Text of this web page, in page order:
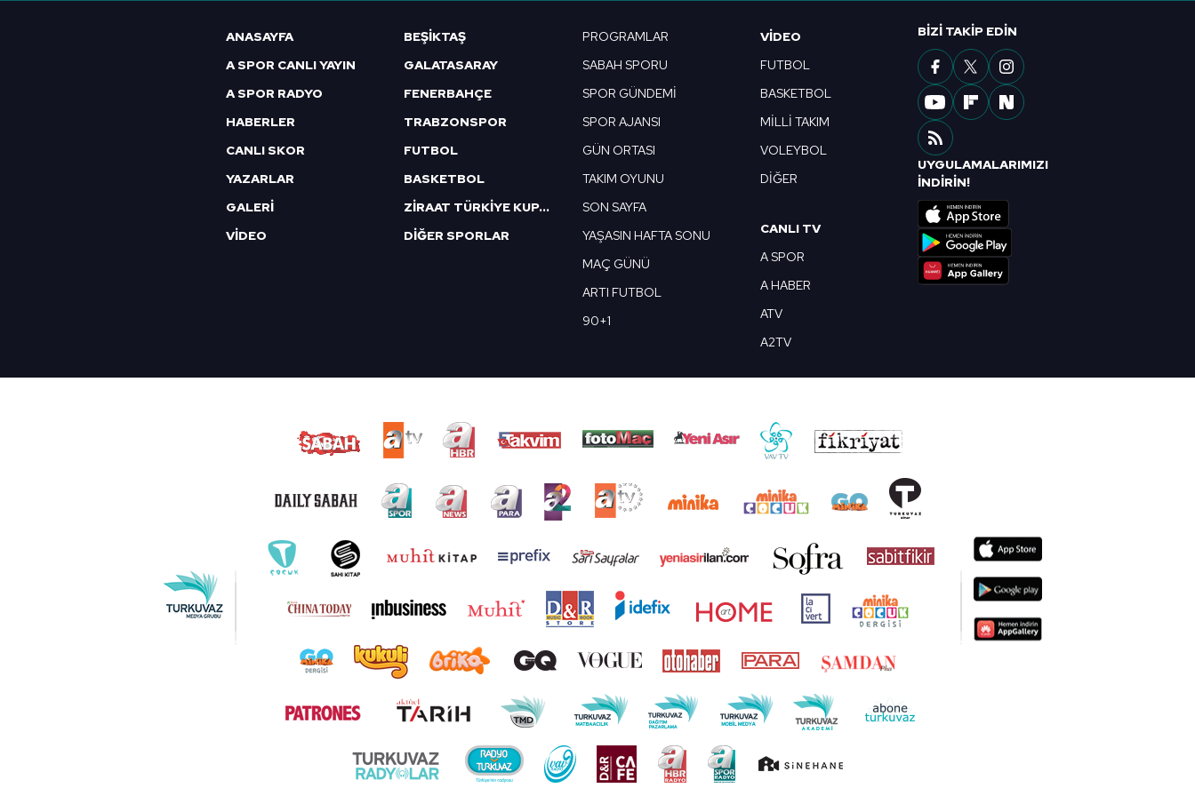
mevzuata uygun olarak kullanılan çerezlerle ilgili bilgi almak için lütfentıklayınız
ANASAYFA
A SPOR CANLI YAYIN
A SPOR RADYO
HABERLER
CANLI SKOR
YAZARLAR
GALERİ
VİDEO
BEŞİKTAŞ
GALATASARAY
FENERBAHÇE
TRABZONSPOR
FUTBOL
BASKETBOL
ZİRAAT TÜRKİYE KUPASI
DİĞER SPORLAR
PROGRAMLAR
SABAH SPORU
SPOR GÜNDEMİ
SPOR AJANSI
GÜN ORTASI
TAKIM OYUNU
SON SAYFA
YAŞASIN HAFTA SONU
MAÇ GÜNÜ
ARTI FUTBOL
90+1
VIDEO
FUTBOL
BASKETBOL
MİLLİ TAKIM
VOLEYBOL
DİĞER
CANLI TV
A SPOR
A HABER
ATV
A2TV
BIZI TAKIP EDIN
UYGULAMALARIMIZI
İNDİRİN!